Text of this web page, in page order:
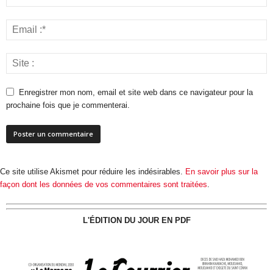
Enregistrer mon nom, email et site web dans ce navigateur pour la
prochaine fois que je commenterai.
Ce site utilise Akismet pour réduire les indésirables. En savoir plus sur la
façon dont les données de vos commentaires sont traitées
L'ÉDITION DU JOUR EN PDF